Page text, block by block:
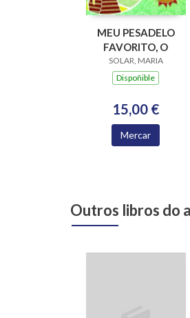
MEU PESADELO
FAVORITO, O
SOLAR, MARIA
Dispoñible
15,00 €
Mercar
Outros libros do